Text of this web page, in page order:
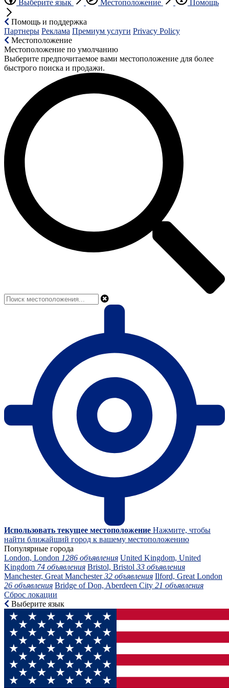
Выберите язык Местоположение Помощь
Помощь и поддержка
Партнеры Реклама Премиум услуги Privacy Policy
Местоположение
Местоположение по умолчанию
Выберите предпочитаемое вами местоположение для более
быстрого поиска и продажи.
Использовать текущее местоположение Нажмите, чтобы
найти ближайший город к вашему местоположению
Популярные города
London, London 1286 объявления United Kingdom, United
Kingdom 74 объявления Bristol, Bristol 33 объявления
Manchester, Great Manchester32 объявления Ilford, Great London
26 объявления Bridge of Don, Aberdeen City 21 объявления
Сброс локации
Выберите язык